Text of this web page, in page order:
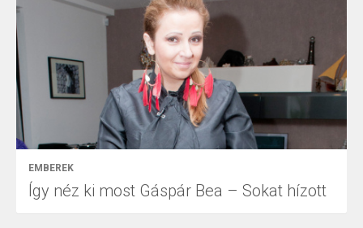
EMBEREK
Így néz ki most Gáspár Bea – Sokat hízott